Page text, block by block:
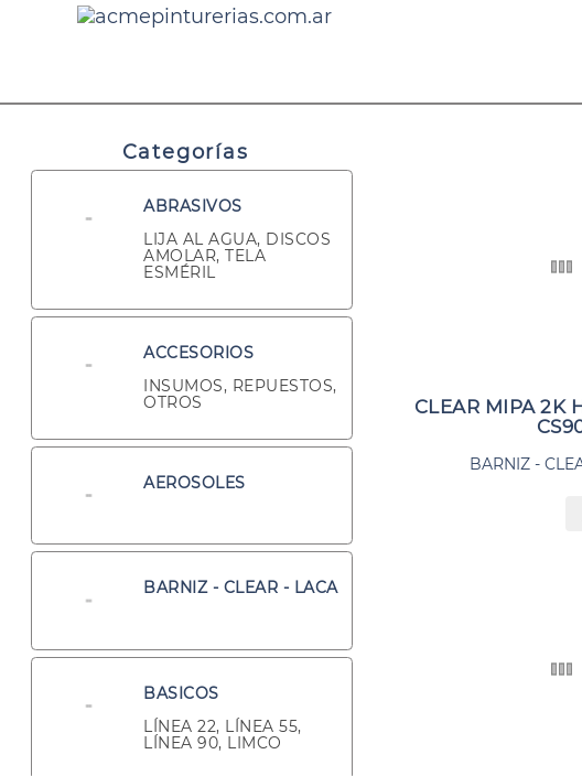
Categorías
ABRASIVOS
LIJA AL AGUA, DISCOS
AMOLAR, TELA
ESMÉRIL
ACCESORIOS
INSUMOS, REPUESTOS,
OTROS
AEROSOLES
BARNIZ - CLEAR - LACA
BASICOS
LÍNEA 22, LÍNEA 55,
LÍNEA 90, LIMCO
CLEAR MIPA 2K
BARNIZ -